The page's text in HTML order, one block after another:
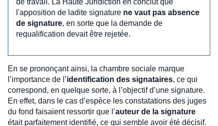
de travail. La Haute Juridiction en conclut que
l'apposition de ladite signature ne vaut pas absence
de signature, en sorte que la demande de
requalification devait être rejetée.
En se prononçant ainsi, la chambre sociale marque
l’importance de l’identification des signataires, ce qui
correspond, en quelque sorte, à l’objectif d’une signature.
En effet, dans le cas d’espèce les constatations des juges
du fond faisaient ressortir que l’auteur de la signature
était parfaitement identifié, ce qui semble avoir été décisif.